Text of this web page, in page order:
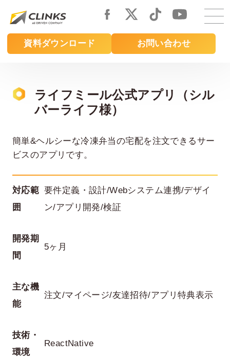
main
content
資料ダウンロード お問い合わせ
在宅率
ライフミール公式アプリ（シル
バーライフ様）
簡単&ヘルシーな冷凍弁当の宅配を注文できるサー
ビスのアプリです。
対応範
囲
要件定義・設計/Webシステム連携/デザイ
ン/アプリ開発/検証
開発期
間
5ヶ月
主な機
能
注文/マイページ/友達招待/アプリ特典表示
技術・
環境
ReactNative